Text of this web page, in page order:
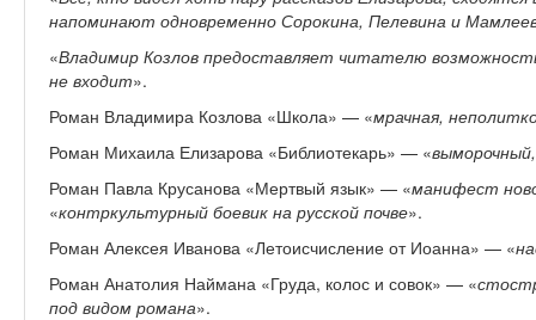
напоминают одновременно Сорокина, Пелевина и
«Владимир Козлов предоставляет читателю
не входит».
Роман Владимира Козлова «Школа» — «мрачная,
Роман Михаила Елизарова «Библиотекарь» — «
Роман Павла Крусанова «Мертвый язык» — «манифест
«контркультурный боевик на русской почве».
Роман Алексея Иванова «Летоисчисление от Иоанна» — «
Роман Анатолия Наймана «Груда, колос и совок» — «
под видом романа».